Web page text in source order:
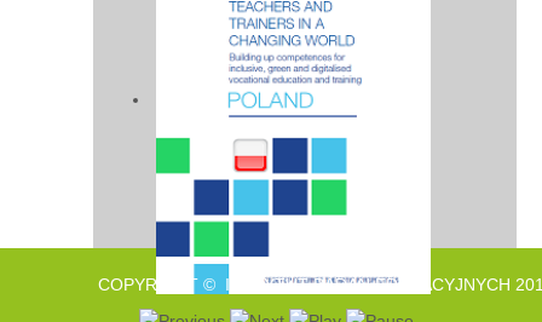
COPYRIGHT © INSTYTUT BADAŃ EDUKACYJNYCH